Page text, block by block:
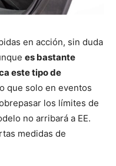
en acción, sin duda
es bastante
este tipo de
que solo en eventos
los límites de
no arribará a EE.
medidas de